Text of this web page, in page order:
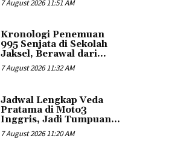
7 August 2026 11:51 AM
Kronologi Penemuan
995 Senjata di Sekolah
Jaksel, Berawal dari...
7 August 2026 11:32 AM
Jadwal Lengkap Veda
Pratama di Moto3
Inggris, Jadi Tumpuan...
7 August 2026 11:20 AM